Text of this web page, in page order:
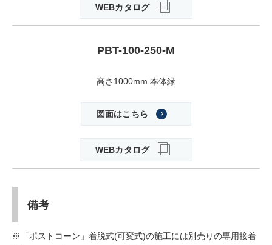
WEBカタログ
PBT-100-250-M
高さ1000mm 本体緑
図面はこちら
WEBカタログ
備考
※「ポストコーン」着脱式(可変式)の施工には別売りの専用接着